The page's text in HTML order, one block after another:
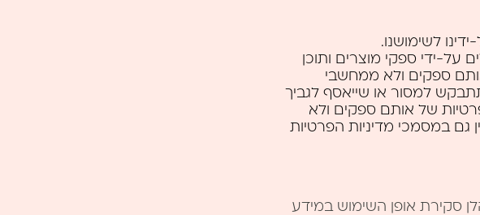
לשימושנו.
על-ידי ספקי מוצרים ותוכן
ספקים ולא ממחשבי
למסור או שייאסף לגביך
של אותם ספקים ולא
גם במסמכי מדיניות הפרטיות
סקירת אופן השימוש במידע